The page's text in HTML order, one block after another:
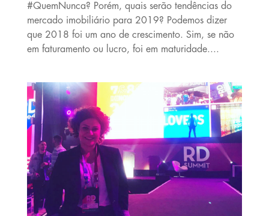
#QuemNunca? Porém, quais serão tendências do
mercado imobiliário para 2019? Podemos dizer
que 2018 foi um ano de crescimento. Sim, se não
em faturamento ou lucro, foi em maturidade....